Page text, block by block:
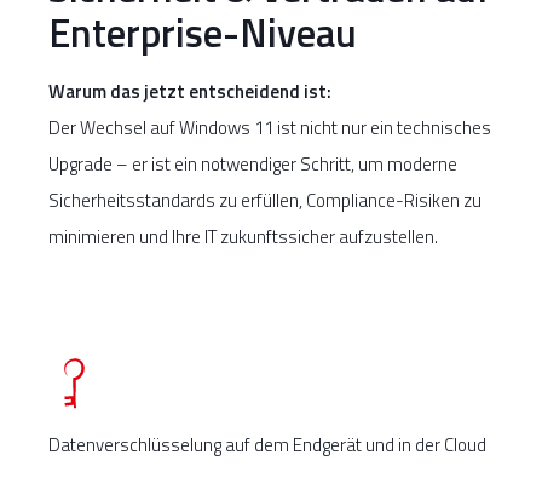
Enterprise-Niveau
Warum das jetzt entscheidend ist:
Der Wechsel auf Windows 11 ist nicht nur ein technisches
Upgrade – er ist ein notwendiger Schritt, um moderne
Sicherheitsstandards zu erfüllen, Compliance-Risiken zu
minimieren und Ihre IT zukunftssicher aufzustellen.
Datenverschlüsselung auf dem Endgerät und in der Cloud